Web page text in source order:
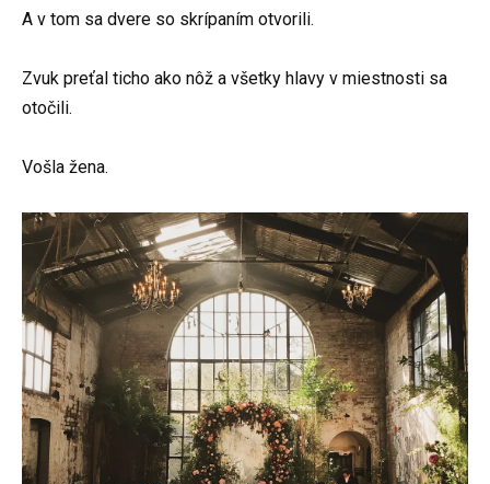
A v tom sa dvere so skrípaním otvorili.
Zvuk preťal ticho ako nôž a všetky hlavy v miestnosti sa
otočili.
Vošla žena.